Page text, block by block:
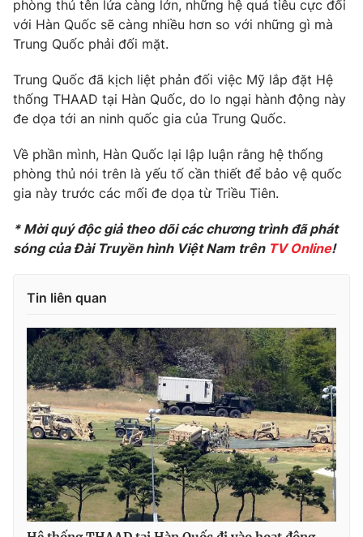
Sản phẩm
Tư vấn
Giao lưu trực tuyến
Chuyên mục khác
Emagazine Podcast
Photo Infographic
Video Shorts video
VTV Money
VTV Sức khoẻ Bất động sản
Thị trường 24h Tấm lòng Việt
VTV4 Vươn mình bằng AI
VTV9 VTV8
Liên hệ tòa soạn English
phòng thủ tên lửa càng lớn, những hệ quả tiêu cực đối
với Hàn Quốc sẽ càng nhiều hơn so với những gì mà
Trung Quốc phải đối mặt.
Trung Quốc đã kịch liệt phản đối việc Mỹ lắp đặt Hệ
thống THAAD tại Hàn Quốc, do lo ngại hành động này
đe dọa tới an ninh quốc gia của Trung Quốc.
Về phần mình, Hàn Quốc lại lập luận rằng hệ thống
phòng thủ nói trên là yếu tố cần thiết để bảo vệ quốc
gia này trước các mối đe dọa từ Triều Tiên.
* Mời quý độc giả theo dõi các chương trình đã phát
sóng của Đài Truyền hình Việt Nam trên TV Online!
Tin liên quan